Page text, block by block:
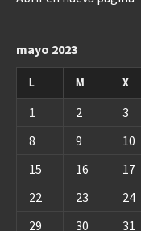
mayo 2023
L M X
1 2 3
8
9 10
15
16 17
22
23 24
29
30 31